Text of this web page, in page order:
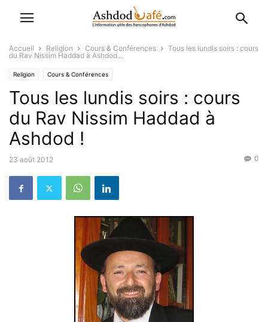
Accueil Religion Cours & Conférences
Tous les lundis soirs : cours
du Rav Nissim Haddad à Ashdod...
Religion Cours & Conférences
Tous les lundis soirs : cours
du Rav Nissim Haddad à
Ashdod !
23 août 2012 0